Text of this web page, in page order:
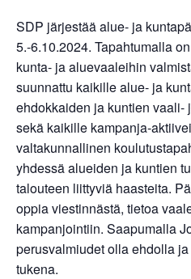
SDP järjestää alue- ja
5.-6.10.2024. Tapahtumalla
kunta- ja aluevaaleihin
suunnattu kaikille alue- ja
ehdokkaiden ja kuntien
sekä kaikille kampanja-
valtakunnallinen
yhdessä alueiden ja kuntien
talouteen liittyviä haasteita.
oppia viestinnästä, tietoa
kampanjointiin. Saapumalla
perusvalmiudet olla ehdolla
tukena.